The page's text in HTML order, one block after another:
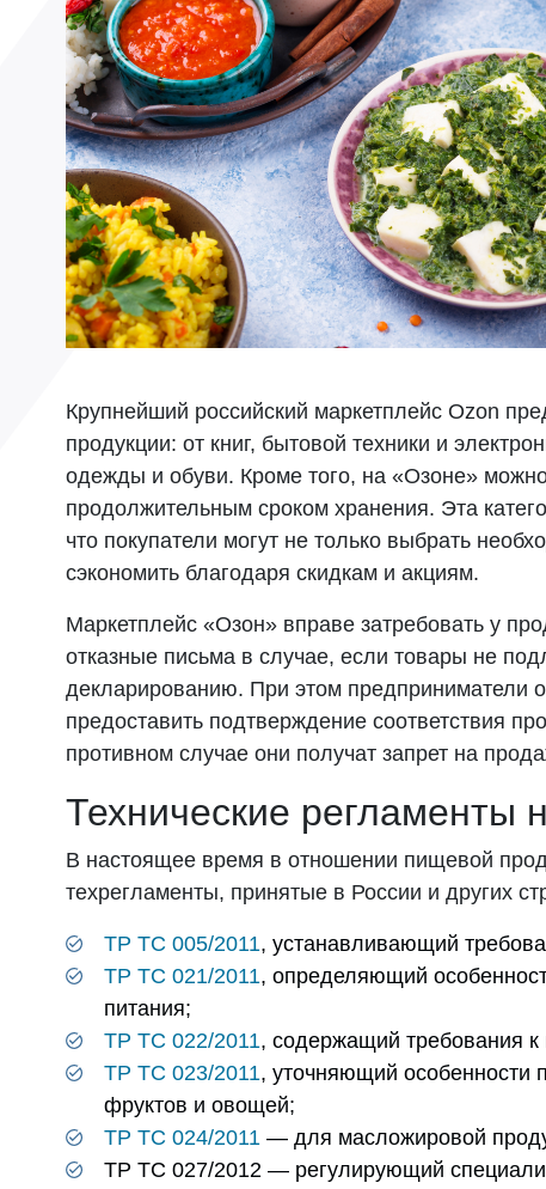
Крупнейший российский маркетплейс Ozon
продукции: от книг, бытовой техники и
одежды и обуви. Кроме того, на «Озоне»
продолжительным сроком хранения. Эта
что покупатели могут не только выбрать
сэкономить благодаря скидкам и акциям.
Маркетплейс «Озон» вправе затребовать у
отказные письма в случае, если товары не
декларированию. При этом предприниматели
предоставить подтверждение соответствия
противном случае они получат запрет на
Технические регламенты
В настоящее время в отношении пищевой
техрегламенты, принятые в России и других
ТР ТС 005/2011, устанавливающий
ТР ТС 021/2011, определяющий
питания;
ТР ТС 022/2011, содержащий требования к
ТР ТС 023/2011, уточняющий особенности
фруктов и овощей;
ТР ТС 024/2011 — для масложировой
ТР ТС 027/2012 — регулирующий